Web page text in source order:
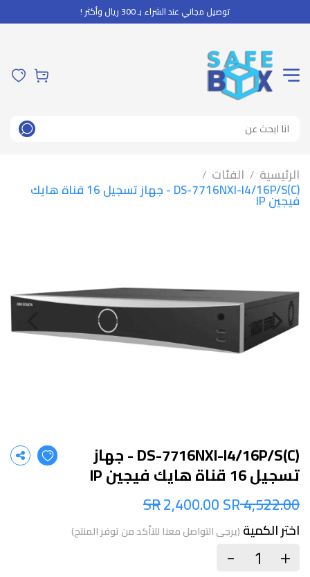
توصيل مجاني عند الشراء بـ 300 ريال وأكثر !
الرئيسية / الفئات /
DS-7716NXI-I4/16P/S(C) - جهاز تسجيل 16 قناة هايك فيجين IP
DS-7716NXI-I4/16P/S(C) - جهاز
تسجيل 16 قناة هايك فيجين IP
4,522.00 SR
2,400.00 SR
اختر الكمية (يرجى التواصل معنا للتأكد من توفر المنتج)
+
-